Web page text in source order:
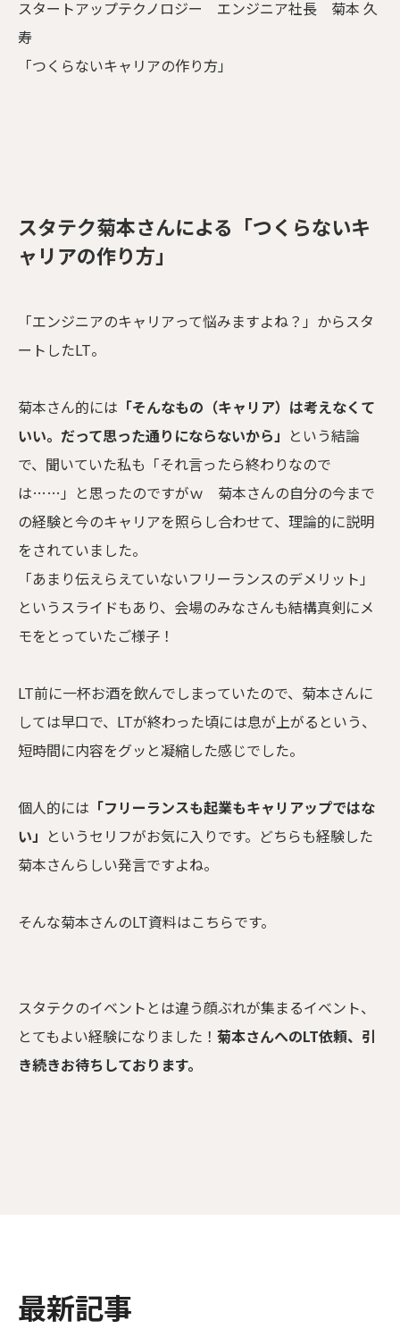
スタートアップテクノロジー エンジニア社長 菊本 久
寿
「つくらないキャリアの作り方」
スタテク菊本さんによる「つくらないキ
ャリアの作り方」
「エンジニアのキャリアって悩みますよね？」からスタ
ートしたLT。
菊本さん的には 「そんなもの（キャリア）は考えなくて
いい。だって思った通りにならないから」 という結論
で、聞いていた私も「それ言ったら終わりなので
は……」と思ったのですがｗ 菊本さんの自分の今まで
の経験と今のキャリアを照らし合わせて、理論的に説明
をされていました。
「あまり伝えらえていないフリーランスのデメリット」
というスライドもあり、会場のみなさんも結構真剣にメ
モをとっていたご様子！
LT前に一杯お酒を飲んでしまっていたので、菊本さんに
しては早口で、LTが終わった頃には息が上がるという、
短時間に内容をグッと凝縮した感じでした。
個人的には 「フリーランスも起業もキャリアップではな
い」 というセリフがお気に入りです。どちらも経験した
菊本さんらしい発言ですよね。
そんな菊本さんのLT資料はこちらです。
スタテクのイベントとは違う顔ぶれが集まるイベント、
とてもよい経験になりました！ 菊本さんへのLT依頼、引
き続きお待ちしております。
最新記事